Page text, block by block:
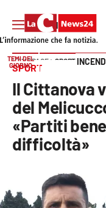
SEZIONI
Cronaca
Attualità
Vai
TEMI DEL
GIORNO
HOME PAGE SPORT
SPORT
Il Cittanova
del
«Partiti
difficoltà»